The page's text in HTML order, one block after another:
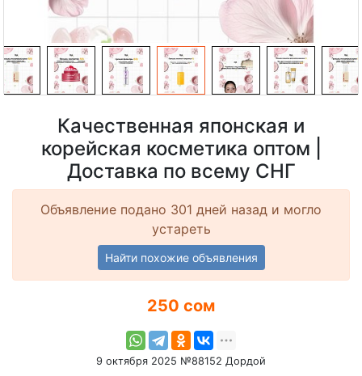
Качественная японская и
корейская косметика оптом |
Доставка по всему СНГ
Объявление подано 301 дней назад и могло
устареть
Найти похожие объявления
250 сом
9 октября 2025 №88152 Дордой